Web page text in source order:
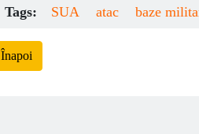
Tags: SUA atac baze
Înapoi